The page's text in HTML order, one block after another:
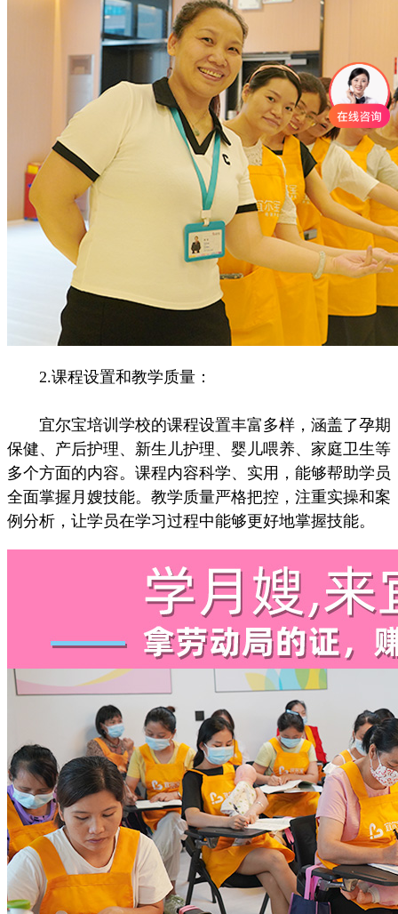
2.课程设置和教学质量：
宜尔宝培训学校的课程设置丰富多样，涵盖了孕期
保健、产后护理、新生儿护理、婴儿喂养、家庭卫生等
多个方面的内容。课程内容科学、实用，能够帮助学员
全面掌握月嫂技能。教学质量严格把控，注重实操和案
例分析，让学员在学习过程中能够更好地掌握技能。